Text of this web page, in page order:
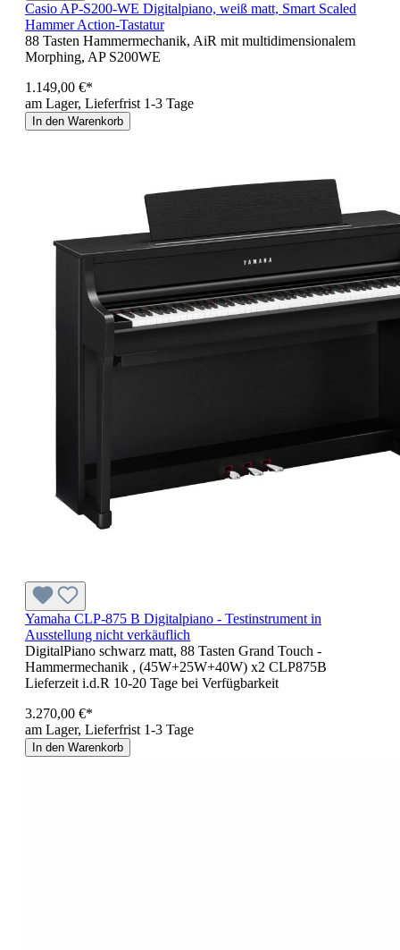
Casio AP-S200-WE Digitalpiano, weiß matt, Smart Scaled
Hammer Action-Tastatur
88 Tasten Hammermechanik, AiR mit multidimensionalem
Morphing, AP S200WE
1.149,00 €*
am Lager, Lieferfrist 1-3 Tage
In den Warenkorb
Yamaha CLP-875 B Digitalpiano - Testinstrument in
Ausstellung nicht verkäuflich
DigitalPiano schwarz matt, 88 Tasten Grand Touch -
Hammermechanik , (45W+25W+40W) x2 CLP875B
Lieferzeit i.d.R 10-20 Tage bei Verfügbarkeit
3.270,00 €*
am Lager, Lieferfrist 1-3 Tage
In den Warenkorb